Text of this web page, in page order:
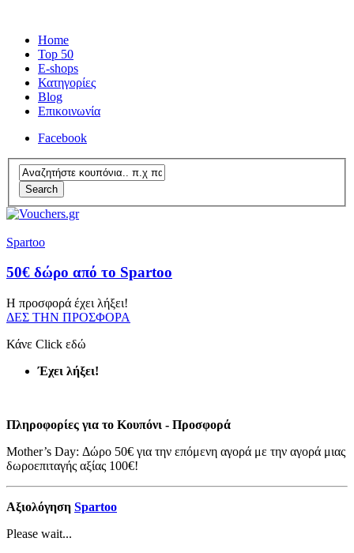
Home
Top 50
E-shops
Κατηγορίες
Blog
Επικοινωνία
Facebook
Search
Spartoo
50€ δώρο από το Spartoo
Η προσφορά έχει λήξει!
ΔΕΣ ΤΗΝ ΠΡΟΣΦΟΡΑ
Κάνε Click εδώ
Έχει λήξει!
Πληροφορίες για το Κουπόνι - Προσφορά
Mother’s Day: Δώρο 50€ για την επόμενη αγορά με την αγορά μιας
δωροεπιταγής αξίας 100€!
Αξιολόγηση Spartoo
Please wait...